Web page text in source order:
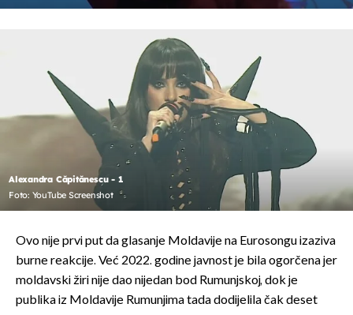
Alexandra Căpitănescu - 1
Foto: YouTube Screenshot
Ovo nije prvi put da glasanje Moldavije na Eurosongu izaziva
burne reakcije. Već 2022. godine javnost je bila ogorčena jer
moldavski žiri nije dao nijedan bod Rumunjskoj, dok je
publika iz Moldavije Rumunjima tada dodijelila čak deset